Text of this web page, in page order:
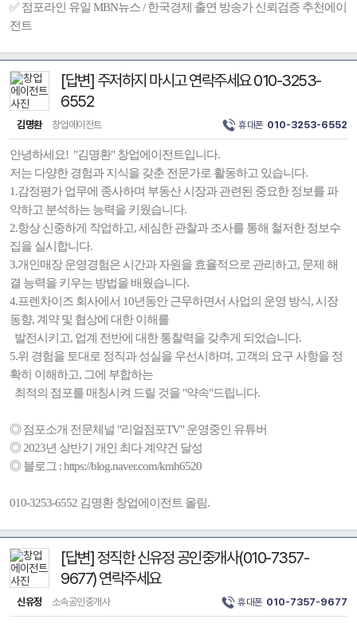
✅ 점포라인 유일 MBN뉴스 / 한국경제 출연 방송가 신뢰검증 추천에이
전트
[답변] 주저하지 마시고 연락주세요 010-3253-
6552
김명환 창업에이전트 휴대폰 010-3253-6552
안녕하세요! "김명환" 창업에이전트입니다.
저는 다양한 경험과 지식을 갖춘 전문가로 활동하고 있습니다.
1.감정평가 업무에 종사하며 부동산 시장과 관련된 중요한 정보를 파
악하고 분석하는 능력을 키웠습니다.
2.항상 신중하게 작업하고, 세심한 관찰과 조사를 통해 철저한 정보수
집을 실시합니다.
3.개인매장 운영경험은 시간과 자원을 효율적으로 관리하고, 문제 해
결 능력을 키우는 방법을 배웠습니다.
4.프렌차이즈 회사에서 10년동안 근무하면서 사업의 운영 방식, 시장
동향, 계약 및 협상에 대한 이해를
발전시키고, 업계 전반에 대한 통찰력을 갖추게 되었습니다.
5.위 경험을 토대로 정직과 성실을 우선시하며, 고객의 요구 사항을 정
확히 이해하고, 그에 부합하는
최적의 점포를 매칭시켜 드릴 것을 "약속"드립니다.
◎ 점포소개 전문체널 "리얼점포TV" 운영중인 유튜버
◎ 2023년 상반기 개인 최다 계약건 달성
◎ 블로그 : https://blog.naver.com/kmh6520
010-3253-6552 김명환 창업에이전트 올림.
[답변] 정직한 신유정 공인중개사(010-7357-
9677) 연락주세요
신유정 소속공인중개사 휴대폰 010-7357-9677